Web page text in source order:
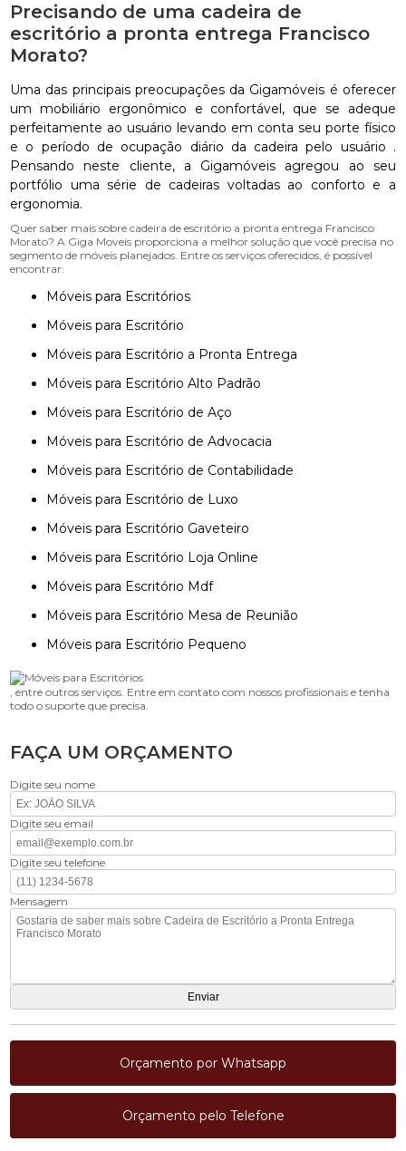
Precisando de uma cadeira de
escritório a pronta entrega Francisco
Morato?
Uma das principais preocupações da Gigamóveis é oferecer
um mobiliário ergonômico e confortável, que se adeque
perfeitamente ao usuário levando em conta seu porte físico
e o período de ocupação diário da cadeira pelo usuário .
Pensando neste cliente, a Gigamóveis agregou ao seu
portfólio uma série de cadeiras voltadas ao conforto e a
ergonomia.
Quer saber mais sobre cadeira de escritório a pronta entrega Francisco
Morato? A Giga Moveis proporciona a melhor solução que você precisa no
segmento de móveis planejados. Entre os serviços oferecidos, é possível
encontrar:
Móveis para Escritórios
Móveis para Escritório
Móveis para Escritório a Pronta Entrega
Móveis para Escritório Alto Padrão
Móveis para Escritório de Aço
Móveis para Escritório de Advocacia
Móveis para Escritório de Contabilidade
Móveis para Escritório de Luxo
Móveis para Escritório Gaveteiro
Móveis para Escritório Loja Online
Móveis para Escritório Mdf
Móveis para Escritório Mesa de Reunião
Móveis para Escritório Pequeno
, entre outros serviços. Entre em contato com nossos profissionais e tenha
todo o suporte que precisa.
FAÇA UM ORÇAMENTO
Digite seu nome
Digite seu email
Digite seu telefone
Mensagem
Orçamento por Whatsapp
Orçamento pelo Telefone